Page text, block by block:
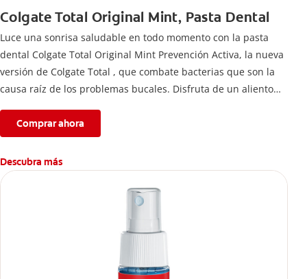
Colgate Total Original Mint, Pasta Dental
Luce una sonrisa saludable en todo momento con la pasta
dental Colgate Total Original Mint Prevención Activa, la nueva
versión de Colgate Total , que combate bacterias que son la
causa raíz de los problemas bucales. Disfruta de un aliento
fórmula con desempeño superior**** de la pasta de dientes
Colgate Total que te ofrece 24 horas** de protección
antibacterial.
****Vs crema dental regular con flúor sin ingrediente
**Con el cepillado 2 veces por día y uso continuo por 4
Comprar ahora
Descubra más